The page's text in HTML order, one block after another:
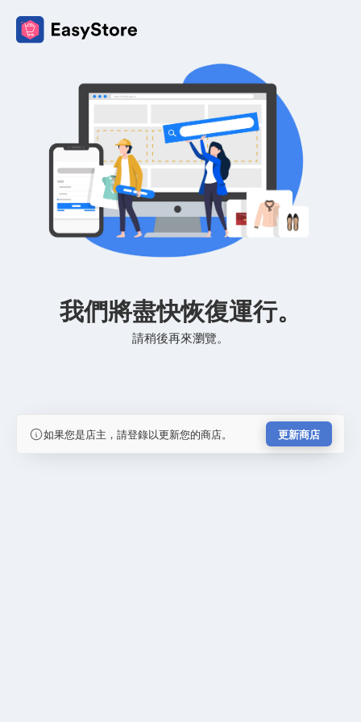
我們將盡快恢復運行。
請稍後再來瀏覽。
如果您是店主，請登錄以更新您的商店。 更新商店